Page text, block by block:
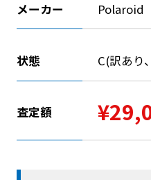
メーカー Polaroid
状態 C(訳あり
査定額